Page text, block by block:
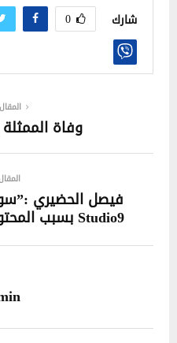
شارك 0
وفاة
فيصل الحضيري
Studio9 بسبب المحتوى.. برنامج مضرّ وتافه”